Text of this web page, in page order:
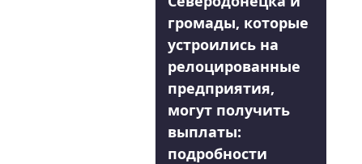
громады, которые
устроились на
релоцированные
предприятия,
могут получить
выплаты:
подробности